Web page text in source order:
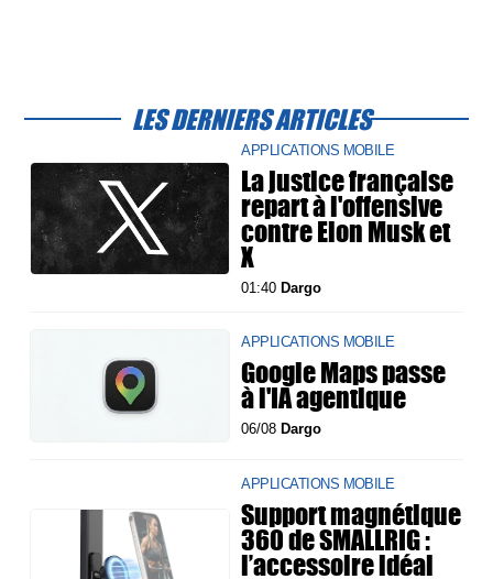
LES DERNIERS ARTICLES
APPLICATIONS MOBILE
La justice française
repart à l'offensive
contre Elon Musk et
X
01:40 Dargo
APPLICATIONS MOBILE
Google Maps passe
à l'IA agentique
06/08 Dargo
APPLICATIONS MOBILE
Support magnétique
360 de SMALLRIG :
l’accessoire idéal